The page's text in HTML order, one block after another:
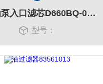
顶轴油泵入口滤芯D660BQ-002008B-20um
型号：